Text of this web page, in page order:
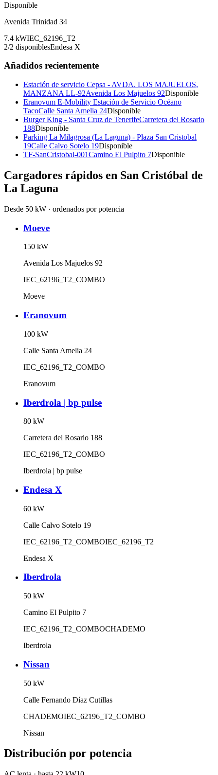
Disponible
Avenida Trinidad 34
7.4 kWIEC_62196_T2
2/2 disponiblesEndesa X
Añadidos recientemente
Estación de servicio Cepsa - AVDA. LOS MAJUELOS,
MANZANA LL-92Avenida Los Majuelos 92Disponible
Eranovum E-Mobility Estación de Servicio Océano
TacoCalle Santa Amelia 24Disponible
Burger King - Santa Cruz de TenerifeCarretera del Rosario
188Disponible
Parking La Milagrosa (La Laguna) - Plaza San Cristobal
19Calle Calvo Sotelo 19Disponible
TF-SanCristobal-001Camino El Pulpito 7Disponible
Cargadores rápidos en San Cristóbal de
La Laguna
Desde 50 kW · ordenados por potencia
Moeve
150 kW
Avenida Los Majuelos 92
IEC_62196_T2_COMBO
Moeve
Eranovum
100 kW
Calle Santa Amelia 24
IEC_62196_T2_COMBO
Eranovum
Iberdrola | bp pulse
80 kW
Carretera del Rosario 188
IEC_62196_T2_COMBO
Iberdrola | bp pulse
Endesa X
60 kW
Calle Calvo Sotelo 19
IEC_62196_T2_COMBOIEC_62196_T2
Endesa X
Iberdrola
50 kW
Camino El Pulpito 7
IEC_62196_T2_COMBOCHADEMO
Iberdrola
Nissan
50 kW
Calle Fernando Díaz Cutillas
CHADEMOIEC_62196_T2_COMBO
Nissan
Distribución por potencia